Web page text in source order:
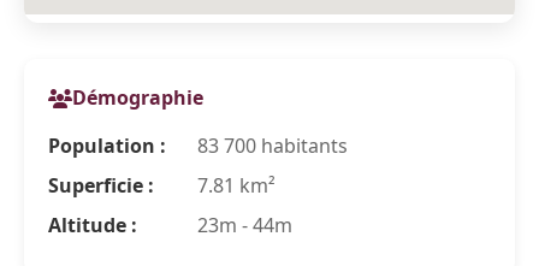
Démographie
Population :
83 700 habitants
Superficie :
7.81 km²
Altitude :
23m - 44m